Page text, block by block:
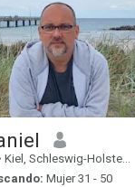
Kiel, Schleswig-Holstein, Alemania
Mujer 31 - 50